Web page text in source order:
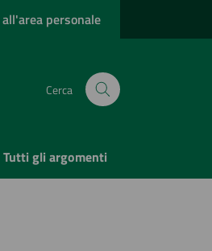
personale
Cerca
Tutti gli argomenti